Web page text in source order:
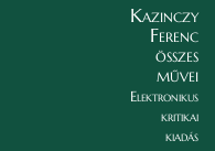
Kazinczy
Ferenc
összes
művei
Elektronikus
kritikai
kiadás